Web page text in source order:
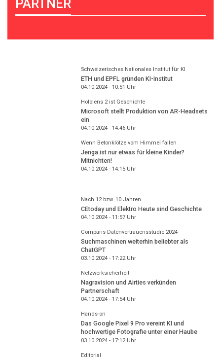
PARTNER
Schweizerisches Nationales Institut für KI
ETH und EPFL gründen KI-Institut
04.10.2024 - 10:51 Uhr
Hololens 2 ist Geschichte
Microsoft stellt Produktion von AR-Headsets
ein
04.10.2024 - 14:46Uhr
Wenn Betonklötze vom Himmel fallen
Jenga ist nur etwas für kleine Kinder?
Mitnichten!
04.10.2024 - 14:15Uhr
Nach 12 bzw. 10 Jahren
CEtoday und Elektro Heute sind Geschichte
04.10.2024 - 11:57Uhr
Comparis-Datenvertrauensstudie 2024
Suchmaschinen weiterhin beliebter als
ChatGPT
03.10.2024 - 17:22Uhr
Netzwerksicherheit
Nagravision und Airties verkünden
Partnerschaft
04.10.2024 - 17:54Uhr
Hands-on
Das Google Pixel 9 Pro vereint KI und
hochwertige Fotografie unter einer Haube
03.10.2024 - 17:12Uhr
Editorial